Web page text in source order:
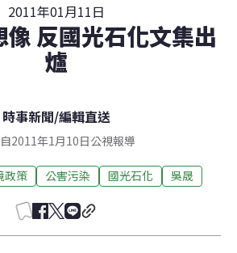
2011年01月11日
反國光石化文集出
爐
時事新聞/編輯直送
2011年1月10日公視報導
政策 公害污染 國光石化 吳晟